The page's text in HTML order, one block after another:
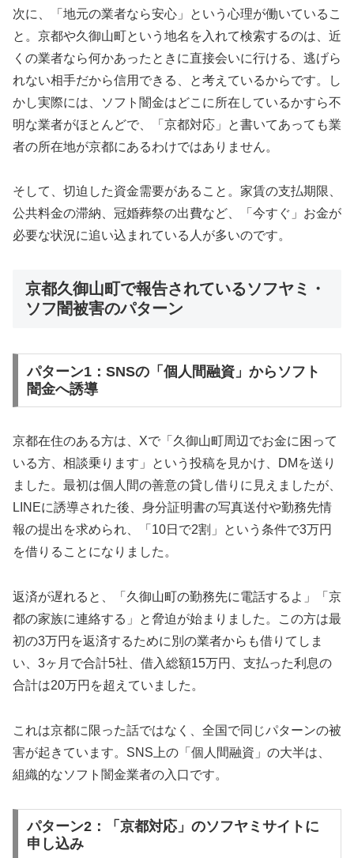
次に、「地元の業者なら安心」という心理が働いているこ
と。京都や久御山町という地名を入れて検索するのは、近
くの業者なら何かあったときに直接会いに行ける、逃げら
れない相手だから信用できる、と考えているからです。し
かし実際には、ソフト闇金はどこに所在しているかすら不
明な業者がほとんどで、「京都対応」と書いてあっても業
者の所在地が京都にあるわけではありません。
そして、切迫した資金需要があること。家賃の支払期限、
公共料金の滞納、冠婚葬祭の出費など、「今すぐ」お金が
必要な状況に追い込まれている人が多いのです。
京都久御山町で報告されているソフヤミ・
ソフ闇被害のパターン
パターン1：SNSの「個人間融資」からソフト
闇金へ誘導
京都在住のある方は、Xで「久御山町周辺でお金に困って
いる方、相談乗ります」という投稿を見かけ、DMを送り
ました。最初は個人間の善意の貸し借りに見えましたが、
LINEに誘導された後、身分証明書の写真送付や勤務先情
報の提出を求められ、「10日で2割」という条件で3万円
を借りることになりました。
返済が遅れると、「久御山町の勤務先に電話するよ」「京
都の家族に連絡する」と脅迫が始まりました。この方は最
初の3万円を返済するために別の業者からも借りてしま
い、3ヶ月で合計5社、借入総額15万円、支払った利息の
合計は20万円を超えていました。
これは京都に限った話ではなく、全国で同じパターンの被
害が起きています。SNS上の「個人間融資」の大半は、
組織的なソフト闇金業者の入口です。
パターン2：「京都対応」のソフヤミサイトに
申し込み